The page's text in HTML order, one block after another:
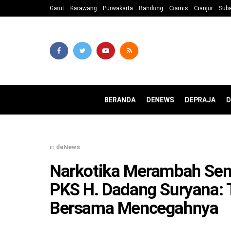
Garut Karawang Purwakarta Bandung Ciamis Cianjur
BERANDA DENEWS DEPRAJA
in deNews
Narkotika Merambah
PKS H. Dadang
Bersama Mencegahnya